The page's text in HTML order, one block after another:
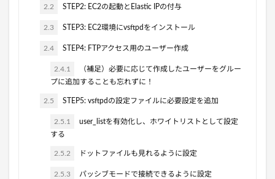
2.2 STEP2: EC2の起動とElastic IPの付与
2.3 STEP3: EC2環境にvsftpdをインストール
2.4 STEP4: FTPアクセス用のユーザー作成
2.4.1
（補足）必要に応じて作成したユーザーをグルー
プに追加することも忘れずに！
2.5 STEP5: vsftpdの設定ファイルに必要設定を追加
2.5.1
user_listを有効化し、ホワイトリストとして設定
する
2.5.2 ドットファイルも見れるように設定
2.5.3 パッシブモードで接続できるように設定